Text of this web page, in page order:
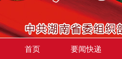
首页 要闻快递